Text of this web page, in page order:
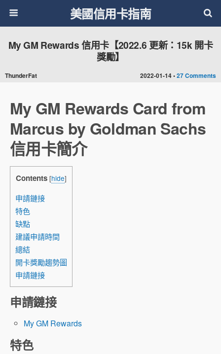
美國信用卡指南
2022-01-14 •27 Comments
My GM Rewards 信用卡【2022.6 更新：15k 開卡
獎勵】
ThunderFat
My GM Rewards Card from
Marcus by Goldman Sachs
信用卡簡介
Contents [hide]
申請鏈接
特色
缺點
建議申請時間
總結
開卡獎勵趨勢圖
申請鏈接
申請鏈接
My GM Rewards
特色